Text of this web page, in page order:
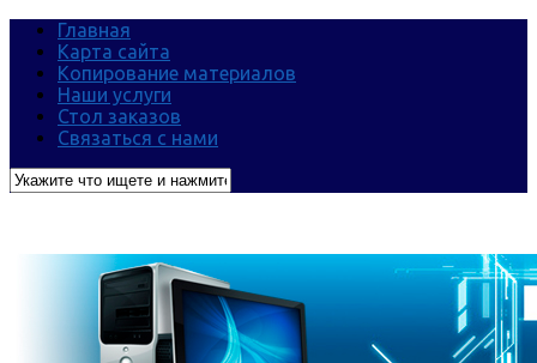
Главная
Карта сайта
Копирование материалов
Наши услуги
Стол заказов
Связаться с нами